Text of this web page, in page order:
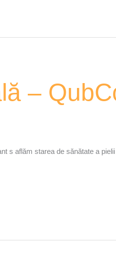
–
s aflăm starea de sănătate a